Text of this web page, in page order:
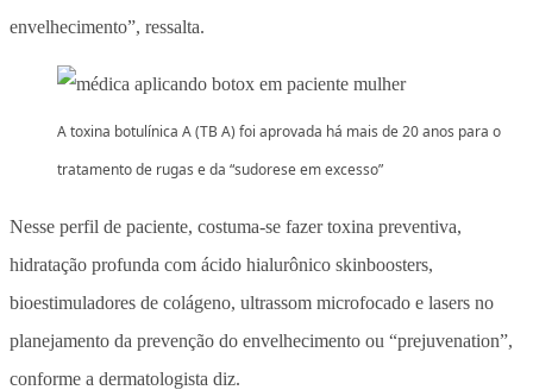
envelhecimento”, ressalta.
A toxina botulínica A (TB A) foi aprovada há mais de 20 anos para o
tratamento de rugas e da “sudorese em excesso”
Nesse perfil de paciente, costuma-se fazer toxina preventiva,
hidratação profunda com ácido hialurônico skinboosters,
bioestimuladores de colágeno, ultrassom microfocado e lasers no
planejamento da prevenção do envelhecimento ou “prejuvenation”,
conforme a dermatologista diz.